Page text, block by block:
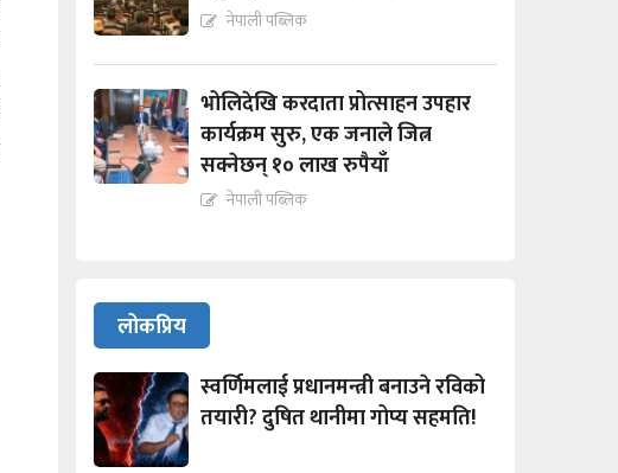
नेपाली पब्लिक
भोलिदेखि करदाता प्रोत्साहन उपहार
कार्यक्रम सुरु, एक जनाले जित्न
सक्नेछन् १० लाख रुपैयाँ
नेपाली पब्लिक
लोकप्रिय
स्वर्णिमलाई प्रधानमन्त्री बनाउने रविको
तयारी? दुषित थानीमा गोप्य सहमति!